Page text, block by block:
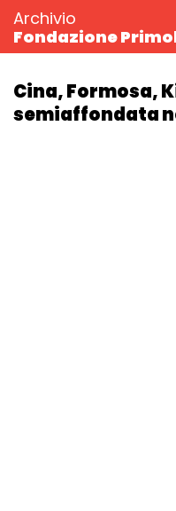
Archivio
Fondazione
Cina, Formosa,
semiaffondata